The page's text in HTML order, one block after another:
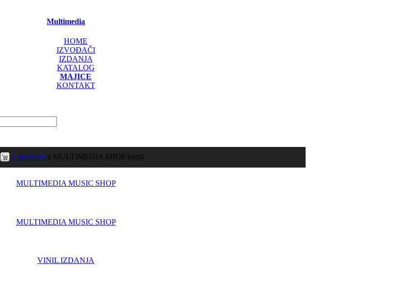
Multimedia
HOME
IZVOĐAČI
IZDANJA
KATALOG
MAJICE
KONTAKT
1 proizvod u MULTIMEDIA SHOP korpi
MULTIMEDIA MUSIC SHOP
MULTIMEDIA MUSIC SHOP
VINIL IZDANJA